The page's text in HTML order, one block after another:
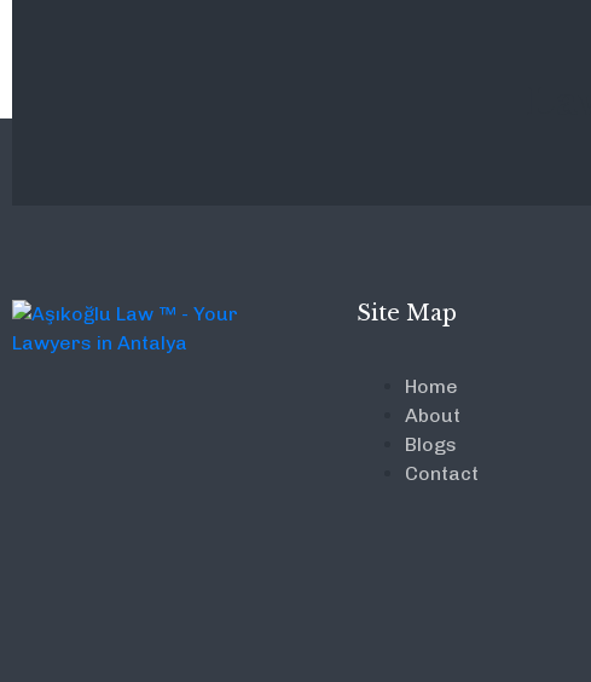
Site Map
Home
About
Blogs
Contact